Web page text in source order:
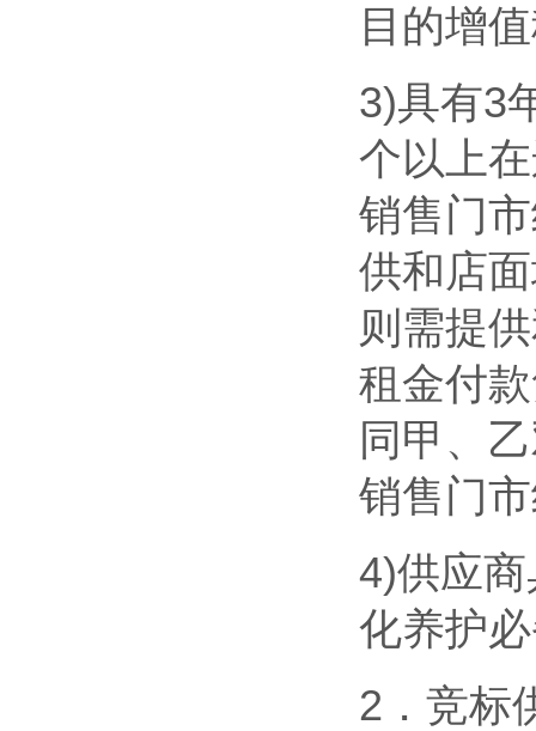
目的增
3)具有3
个以上
销售门
供和店
则需提
租金付
同甲、
销售门
4)供应
化养护
2．竞标